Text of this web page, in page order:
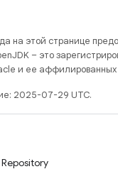
на этой странице
– это
и ее аффилированных
2025-07-29 UTC.